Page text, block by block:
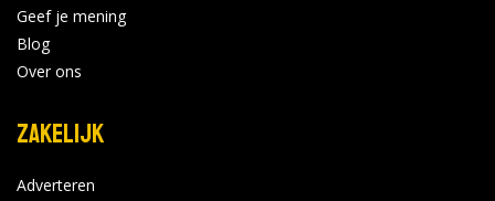
Geef je mening
Blog
Over ons
Zakelijk
Adverteren